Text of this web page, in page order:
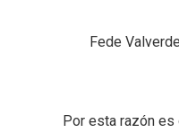
Fede
Por esta razón